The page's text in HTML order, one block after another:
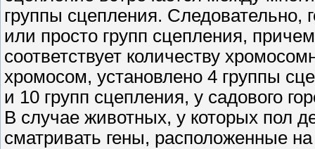
группы сцепления. Следовательно,
или просто групп сцепления,
соответствует количеству
хромосом, установлено 4 группы
и 10 групп сцепления, у садового
В случае животных, у которых пол
сматривать гены, расположенные